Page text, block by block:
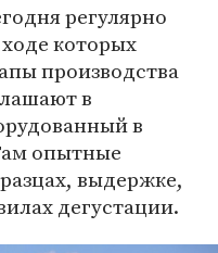
регулярно
которых
производства
в
в
опытные
выдержке,
дегустации.